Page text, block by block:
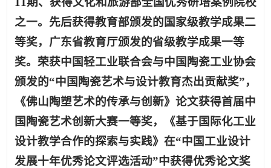
之一。先后获得教育部颁发的国家级教学成果二
等奖，广东省教育厅颁发的省级教学成果一等
奖。荣获中国轻工业联合会与中国陶瓷工业协会
颁发的“中国陶瓷艺术与设计教育杰出贡献奖”，
《佛山陶塑艺术的传承与创新》论文获得首届中
国陶瓷艺术创新大赛一等奖，《基于国际化工业
设计教学合作的探索与实践》在“中国工业设计
发展十年优秀论文评选活动”中获得优秀论文奖